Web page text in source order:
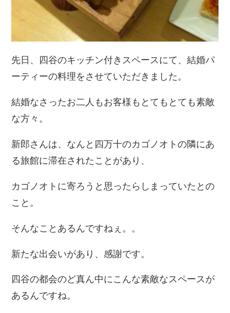
先日、四谷のキッチン付きスペースにて、結婚パ
ーティーの料理をさせていただきました。
結婚なさったお二人もお客様もとてもとても素敵
な方々。
新郎さんは、なんと四万十のカゴノオトの隣にあ
る旅館に滞在されたことがあり、
カゴノオトに寄ろうと思ったらしまっていたとの
こと。
そんなことあるんですねぇ。。
新たな出会いがあり、感謝です。
四谷の都会のど真ん中にこんな素敵なスペースが
あるんですね。